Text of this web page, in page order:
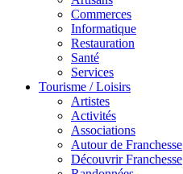
Commerces
Informatique
Restauration
Santé
Services
Tourisme / Loisirs
Artistes
Activités
Associations
Autour de Franchesse
Découvrir Franchesse